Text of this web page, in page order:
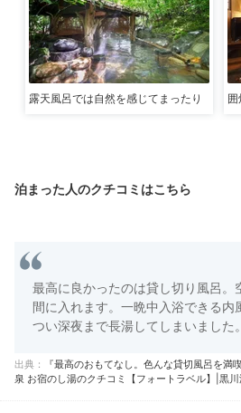
露天風呂では自然を感じてまったり 囲
泊まった人のクチコミはこちら
最高に良かったのは貸し切り風呂。
間に入れます。一晩中入浴できる内
つい深夜まで長湯してしまいました。
出典：
『最高のおもてなし。色んな貸切風呂を
泉 お宿のし湯のクチコミ【フォートラベル】|黒